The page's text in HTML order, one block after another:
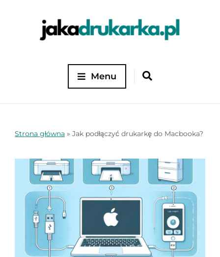
Menu
Strona główna » Jak podłączyć drukarkę do Macbooka?